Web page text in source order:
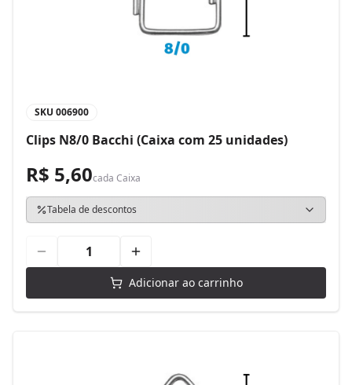
SKU 006900
Clips N8/0 Bacchi (Caixa com 25 unidades)
R$ 5,60cada Caixa
Tabela de descontos
Adicionar ao carrinho